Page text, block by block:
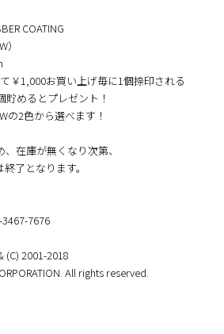
COATING
）
￥1,000お買い上げ毎に1個捺印される
めるとプレゼント！
の2色から選べます！
在庫が無くなり次第、
了となります。
7676
(C) 2001-2018
All rights reserved.